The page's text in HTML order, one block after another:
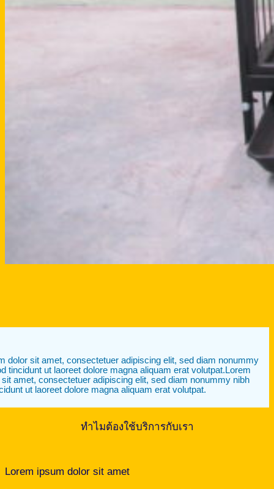
dolor sit amet, consectetuer adipiscing elit, sed diam nonummy
tincidunt ut laoreet dolore magna aliquam erat volutpat.Lorem
amet, consectetuer adipiscing elit, sed diam nonummy nibh
ut laoreet dolore magna aliquam erat volutpat.
ทำไมต้องใช้บริการกับเรา
Lorem ipsum dolor sit amet